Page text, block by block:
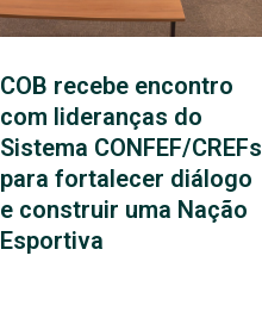
COB recebe encontro
com lideranças do
Sistema CONFEF/CREFs
para fortalecer diálogo
e construir uma Nação
Esportiva